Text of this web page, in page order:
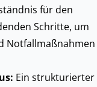
für den
Schritte, um
Notfallmaßnahmen
Ein strukturierter